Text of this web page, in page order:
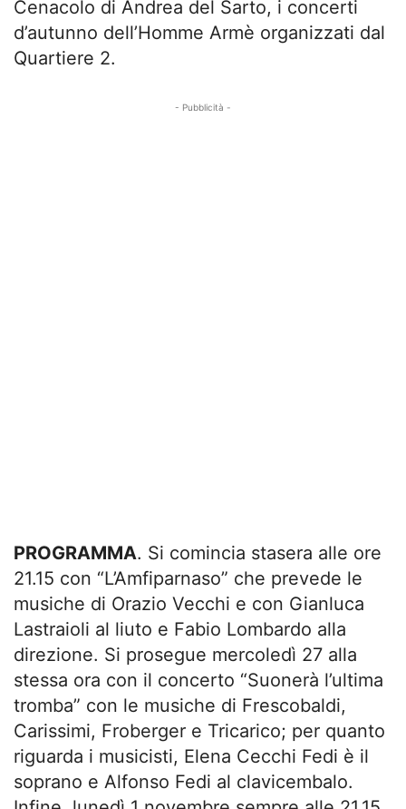
Cenacolo di Andrea del Sarto, i concerti
d’autunno dell’Homme Armè organizzati dal
Quartiere 2.
- Pubblicità -
PROGRAMMA. Si comincia stasera alle ore
21.15 con “L’Amfiparnaso” che prevede le
musiche di Orazio Vecchi e con Gianluca
Lastraioli al liuto e Fabio Lombardo alla
direzione. Si prosegue mercoledì 27 alla
stessa ora con il concerto “Suonerà l’ultima
tromba” con le musiche di Frescobaldi,
Carissimi, Froberger e Tricarico; per quanto
riguarda i musicisti, Elena Cecchi Fedi è il
soprano e Alfonso Fedi al clavicembalo.